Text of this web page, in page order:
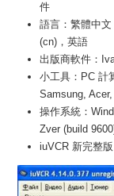
件
語言：繁體中文
(cn)，英語
出版商軟件：
小工具：PC 計
Samsung,
操作系統：
Zver (build
iuVCR 新完整